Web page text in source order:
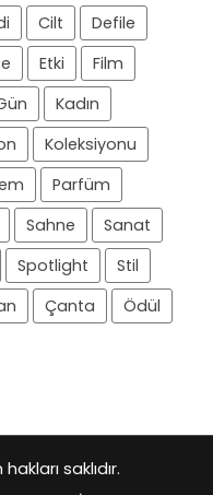
Cilt
Defile
Etki
Film
Kadın
Koleksiyonu
Parfüm
Sahne
Sanat
Spotlight
Stil
Çanta
Ödül
saklıdır.